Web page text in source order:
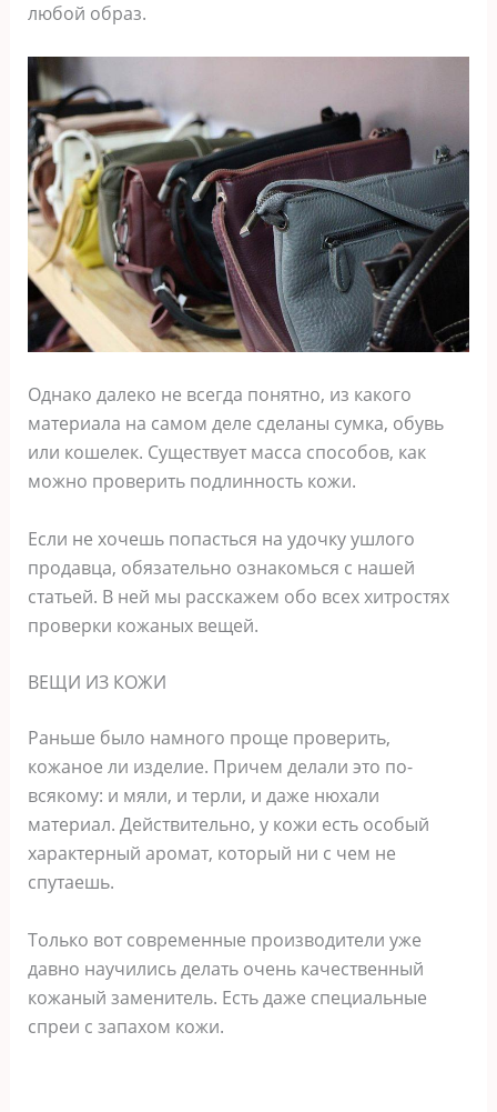
любой образ.
Однако далеко не всегда понятно, из какого
материала на самом деле сделаны сумка, обувь
или кошелек. Существует масса способов, как
можно проверить подлинность кожи.
Если не хочешь попасться на удочку ушлого
продавца, обязательно ознакомься с нашей
статьей. В ней мы расскажем обо всех хитростях
проверки кожаных вещей.
ВЕЩИ ИЗ КОЖИ
Раньше было намного проще проверить,
кожаное ли изделие. Причем делали это по-
всякому: и мяли, и терли, и даже нюхали
материал. Действительно, у кожи есть особый
характерный аромат, который ни с чем не
спутаешь.
Только вот современные производители уже
давно научились делать очень качественный
кожаный заменитель. Есть даже специальные
спреи с запахом кожи.